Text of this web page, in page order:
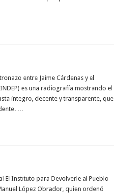
entre Jaime Cárdenas y el
es una radiografía mostrando el
íntegro, decente y transparente, que
…
El Instituto para Devolverle al Pueblo
López Obrador, quien ordenó